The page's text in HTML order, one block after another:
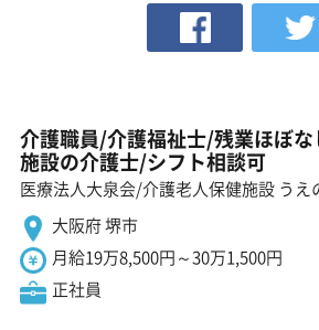
介護職員/介護福祉士/残業ほぼ
施設の介護士/シフト相談可
医療法人大泉会/介護老人保健施設 うえ
大阪府 堺市
月給19万8,500円～30万1,500円
正社員